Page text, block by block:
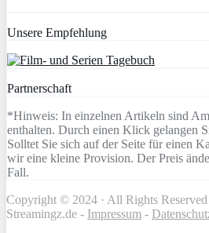
Unsere Empfehlung
Partnerschaft
*Hinweis: In einzelnen Artikeln sind
enthalten. Durch einen Klick gelangen
Solltet Sie sich auf der Seite für einen
wir eine kleine Provision. Der Preis
Fall.
Copyright © 2024 · All Rights
Streamingz.de - Impressum -